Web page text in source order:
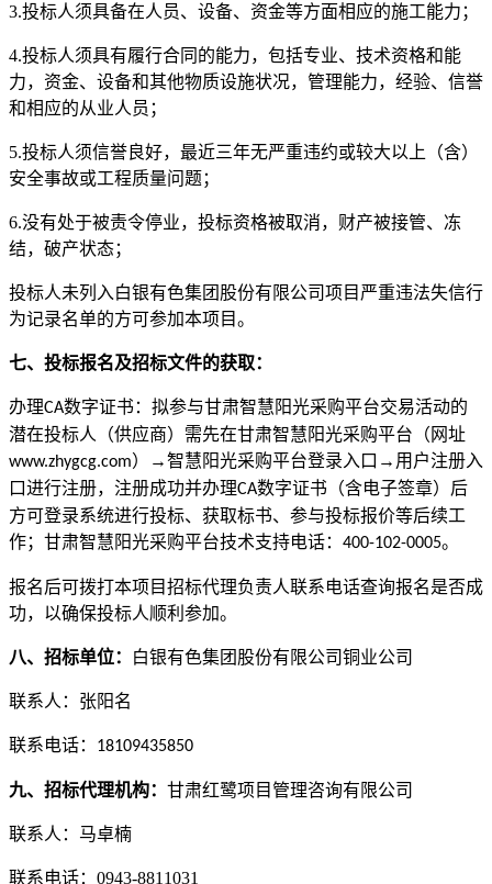
3.投标人须具备在人员、设备、资金等方面相应的施工能力；
4.投标人须具有履行合同的能力，包括专业、技术资格和能
力，资金、设备和其他物质设施状况，管理能力，经验、信誉
和相应的从业人员；
5.投标人须信誉良好，最近三年无严重违约或较大以上（含）
安全事故或工程质量问题；
6.没有处于被责令停业，投标资格被取消，财产被接管、冻
结，破产状态；
投标人未列入白银有色集团股份有限公司项目严重违法失信行
为记录名单的方可参加本项目。
七、投标报名及招标文件的获取：
办理CA数字证书：拟参与甘肃智慧阳光采购平台交易活动的
潜在投标人（供应商）需先在甘肃智慧阳光采购平台（网址
www.zhygcg.com）→智慧阳光采购平台登录入口→用户注册入
口进行注册，注册成功并办理CA数字证书（含电子签章）后
方可登录系统进行投标、获取标书、参与投标报价等后续工
作；甘肃智慧阳光采购平台技术支持电话： 400-102-0005。
报名后可拨打本项目招标代理负责人联系电话查询报名是否成
功，以确保投标人顺利参加。
八、招标单位： 白银有色集团股份有限公司铜业公司
联系人：张阳名
联系电话： 18109435850
九、招标代理机构： 甘肃红鹭项目管理咨询有限公司
联系人： 马卓楠
联系电话： 0943-8811031